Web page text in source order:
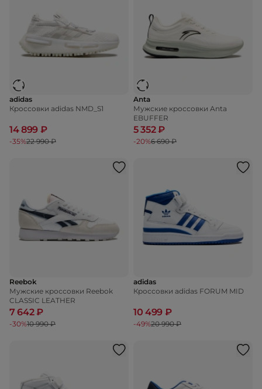
adidas
Кроссовки adidas NMD_S1
14 899 ₽
-35%22 990 ₽
Anta
Мужские кроссовки Anta
EBUFFER
5 352 ₽
-20%6 690 ₽
Reebok
Мужские кроссовки Reebok
CLASSIC LEATHER
7 642 ₽
-30%10 990 ₽
adidas
Кроссовки adidas FORUM MID
10 499 ₽
-49%20 990 ₽